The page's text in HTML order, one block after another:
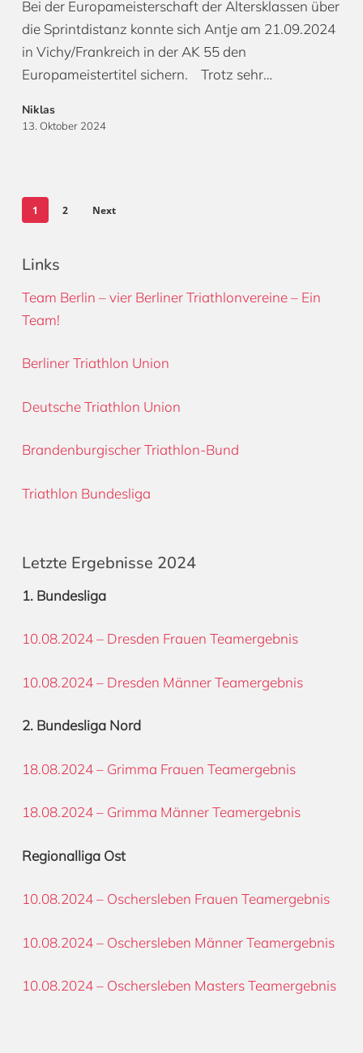
Bei der Europameisterschaft der Altersklassen über
die Sprintdistanz konnte sich Antje am 21.09.2024
in Vichy/Frankreich in der AK 55 den
Europameistertitel sichern. Trotz sehr…
Niklas
13. Oktober 2024
1 2 Next
Links
Team Berlin – vier Berliner Triathlonvereine – Ein
Team!
Berliner Triathlon Union
Deutsche Triathlon Union
Brandenburgischer Triathlon-Bund
Triathlon Bundesliga
Letzte Ergebnisse 2024
1. Bundesliga
10.08.2024 – Dresden Frauen Teamergebnis
10.08.2024 – Dresden Männer Teamergebnis
2. Bundesliga Nord
18.08.2024 – Grimma Frauen Teamergebnis
18.08.2024 – Grimma Männer Teamergebnis
Regionalliga Ost
10.08.2024 – Oschersleben Frauen Teamergebnis
10.08.2024 – Oschersleben Männer Teamergebnis
10.08.2024 – Oschersleben Masters Teamergebnis